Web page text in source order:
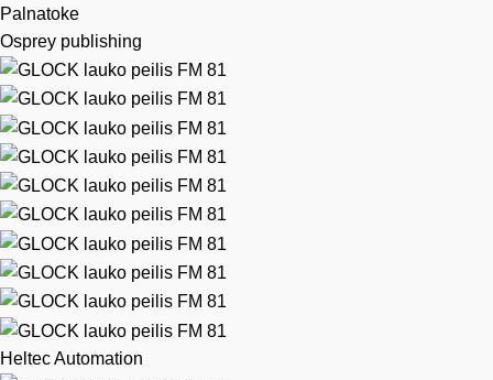
Palnatoke
Osprey publishing
Heltec Automation